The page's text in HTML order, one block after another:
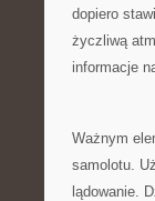
dopiero
życzliwą
informacje
Ważnym
samolotu.
lądowanie.